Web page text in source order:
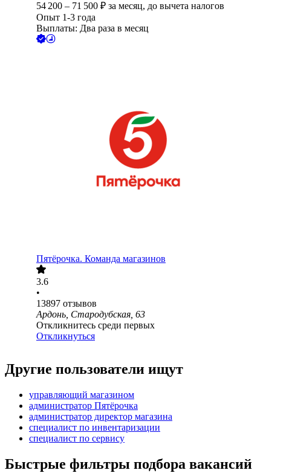
54 200 – 71 500 ₽ за месяц, до вычета налогов
Опыт 1-3 года
Выплаты: Два раза в месяц
Пятёрочка. Команда магазинов
3.6
•
13897 отзывов
Ардонь, Стародубская, 63
Откликнитесь среди первых
Откликнуться
Другие пользователи ищут
управляющий магазином
администратор Пятёрочка
администратор директор магазина
специалист по инвентаризации
специалист по сервису
Быстрые фильтры подбора вакансий